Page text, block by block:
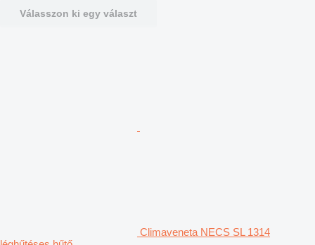
Válasszon ki egy választ
Climaveneta NECS SL 1314